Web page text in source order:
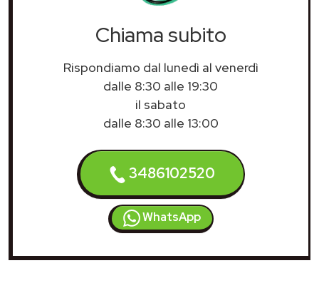
Chiama subito
Rispondiamo dal lunedì al venerdì
dalle 8:30 alle 19:30
il sabato
dalle 8:30 alle 13:00
3486102520
WhatsApp